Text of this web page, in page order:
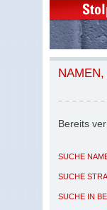
Bereits
SUCHE
SUCHE
SUCHE IN